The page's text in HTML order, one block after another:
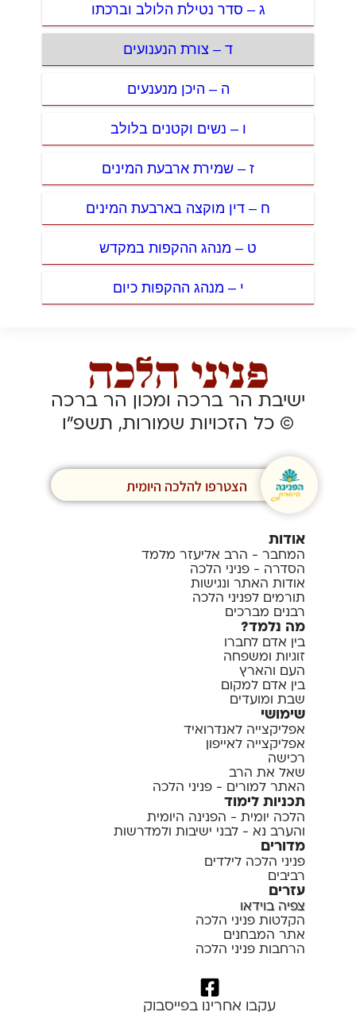
ג – סדר נטילת הלולב וברכתו
ד – צורת הנענועים
ה – היכן מנענעים
ו – נשים וקטנים בלולב
ז – שמירת ארבעת המינים
ח – דין מוקצה בארבעת המינים
ט – מנהג ההקפות במקדש
י – מנהג ההקפות כיום
ישיבת הר ברכה ומכון הר ברכה
© כל הזכויות שמורות, תשפ”ו
הצטרפו להלכה היומית
אודות
המחבר - הרב אליעזר מלמד
הסדרה - פניני הלכה
אודות האתר ונגישות
תורמים לפניני הלכה
רבנים מברכים
מה נלמד?
בין אדם לחברו
זוגיות ומשפחה
העם והארץ
בין אדם למקום
שבת ומועדים
שימושי
אפליקצייה לאנדרואיד
אפליקצייה לאייפון
רכישה
שאל את הרב
האתר למורים - פניני הלכה
תכניות לימוד
הלכה יומית - הפנינה היומית
והערב נא - לבני ישיבות ולמדרשות
מדורים
פניני הלכה לילדים
רביבים
עזרים
צפיה בוידאו
הקלטות פניני הלכה
אתר המבחנים
הרחבות פניני הלכה
עקבו אחרינו בפייסבוק